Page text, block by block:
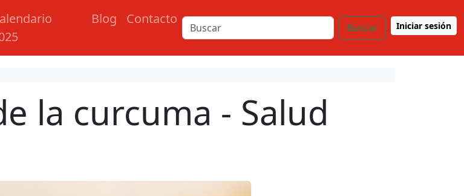
Blog Contacto
Buscar Iniciar sesión
la curcuma - Salud